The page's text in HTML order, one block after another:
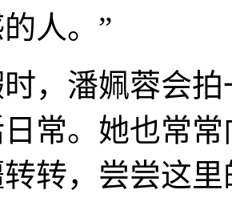
人。”
潘姵蓉会拍
常。她也常
转，尝尝这